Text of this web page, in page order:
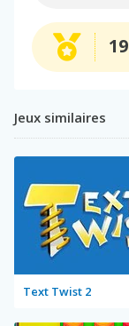
Jeux similaires
Text Twist 2